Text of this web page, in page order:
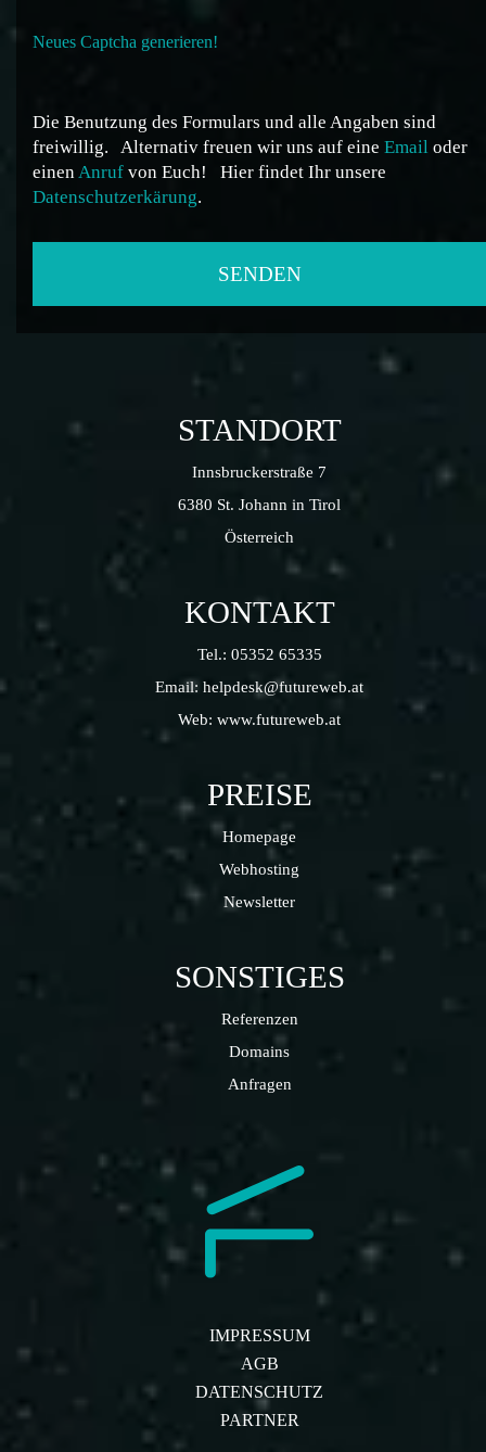
Neues Captcha generieren!
Die Benutzung des Formulars und alle Angaben sind
freiwillig.
Alternativ freuen wir uns auf eine Email oder
einenAnruf von Euch!
Hier findet Ihr unsere
Datenschutzerkärung.
STANDORT
Innsbruckerstraße 7
6380 St. Johann in Tirol
Österreich
KONTAKT
Tel.: 05352 65335
Email: helpdesk@futureweb.at
Web: www.futureweb.at
PREISE
Homepage
Webhosting
Newsletter
SONSTIGES
Referenzen
Domains
Anfragen
IMPRESSUM
AGB
DATENSCHUTZ
PARTNER